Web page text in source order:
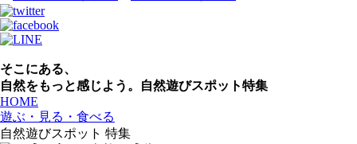
そこにある、
自然をもっと感じよう。
自然遊びスポット特集
HOME
遊ぶ・見る・食べる
自然遊びスポット 特集